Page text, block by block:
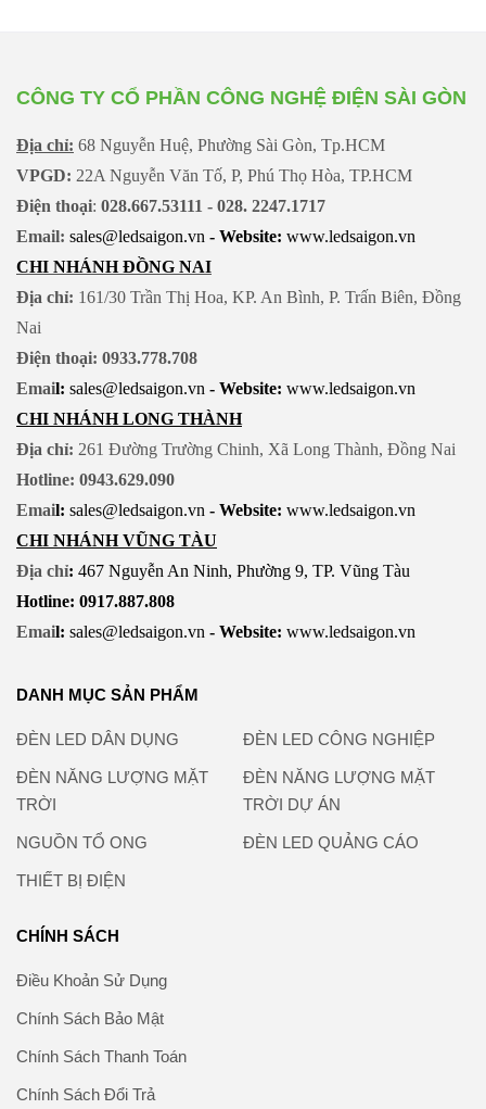
CÔNG TY CỔ PHẦN CÔNG NGHỆ ĐIỆN SÀI GÒN
Địa chỉ: 68 Nguyễn Huệ, Phường Sài Gòn, Tp.HCM
VPGD: 22A Nguyễn Văn Tố, P, Phú Thọ Hòa, TP.HCM
Điện thoại: 028.667.53111 - 028. 2247.1717
Email: sales@ledsaigon.vn - Website: www.ledsaigon.vn
CHI NHÁNH ĐỒNG NAI
Địa chỉ: 161/30 Trần Thị Hoa, KP. An Bình, P. Trấn Biên, Đồng
Nai
Điện thoại: 0933.778.708
Email: sales@ledsaigon.vn - Website: www.ledsaigon.vn
CHI NHÁNH LONG THÀNH
Địa chỉ: 261 Đường Trường Chinh, Xã Long Thành, Đồng Nai
Hotline: 0943.629.090
Email: sales@ledsaigon.vn - Website: www.ledsaigon.vn
CHI NHÁNH VŨNG TÀU
Địa chỉ: 467 Nguyễn An Ninh, Phường 9, TP. Vũng Tàu
Hotline: 0917.887.808
Email: sales@ledsaigon.vn - Website: www.ledsaigon.vn
DANH MỤC SẢN PHẨM
ĐÈN LED DÂN DỤNG ĐÈN LED CÔNG NGHIỆP
ĐÈN NĂNG LƯỢNG MẶT
TRỜI
ĐÈN NĂNG LƯỢNG MẶT
TRỜI DỰ ÁN
NGUỒN TỔ ONG ĐÈN LED QUẢNG CÁO
THIẾT BỊ ĐIỆN
CHÍNH SÁCH
Điều Khoản Sử Dụng
Chính Sách Bảo Mật
Chính Sách Thanh Toán
Chính Sách Đổi Trả